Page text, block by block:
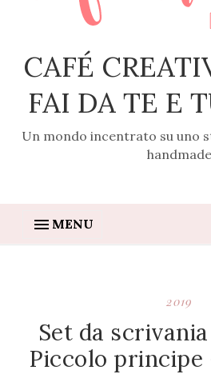
CAFÉ
FAI DA TE E
Un mondo incentrato su uno
handmade
MENU
2019
Set da
Piccolo principe